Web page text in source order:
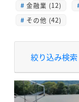
金融業 (12)
その他 (42)
絞り込み検索